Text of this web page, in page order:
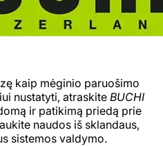
kaip mėginio paruošimo
nustatyti, atraskite BUCHI
ir patikimą priedą prie
naudos iš sklandaus,
sistemos valdymo.